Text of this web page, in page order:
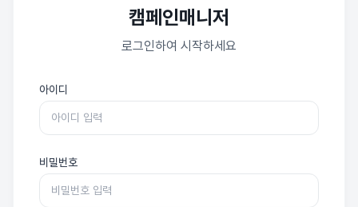
캠페인매니저
로그인하여 시작하세요
아이디
비밀번호